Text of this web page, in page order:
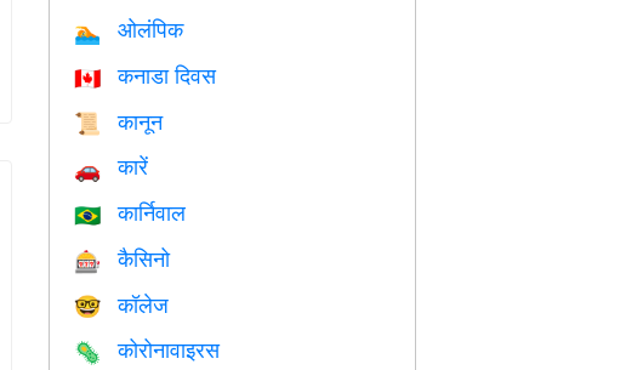
🏊 ओलंपिक
🇨🇦 कनाडा दिवस
📜 कानून
🚗 कारें
🇧🇷 कार्निवाल
🎰 कैसिनो
🤓 कॉलेज
🦠 कोरोनावाइरस